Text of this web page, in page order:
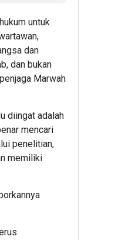
untuk
dan
dan bukan
Marwah
diingat adalah
mencari
penelitian,
memiliki